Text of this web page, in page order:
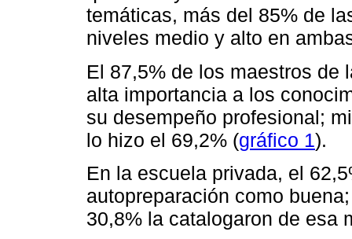
temáticas, más del 85% de
niveles medio y alto en
El 87,5% de los maestros de
alta importancia a los
su desempeño profesional;
lo hizo el 69,2% (gráfico 1).
En la escuela privada, el
autopreparación como
30,8% la catalogaron de esa